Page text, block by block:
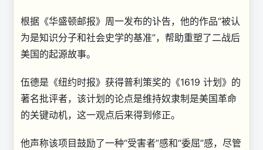
根据《华盛顿邮报》周一发布的讣告，他的作品“被认
为是知识分子和社会史学的基准”，帮助重塑了二战后
美国的起源故事。
伍德是《纽约时报》获得普利策奖的《1619 计划》的
著名批评者，该计划的论点是维持奴隶制是美国革命
的关键动机，这一观点后来得到修正。
他声称该项目鼓励了一种“受害者”感和“委屈”感，尽管